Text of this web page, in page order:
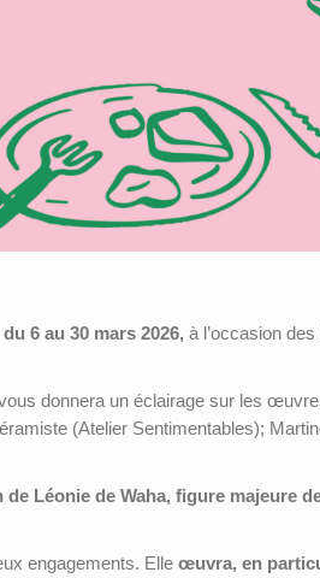
6 au 30 mars 2026, à l’occasion
donnera un éclairage sur les
(Atelier Sentimentables);
Léonie de Waha, figure majeure
engagements. Elle œuvra, en